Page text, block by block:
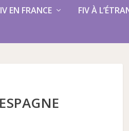
EN FRANCE FIV À